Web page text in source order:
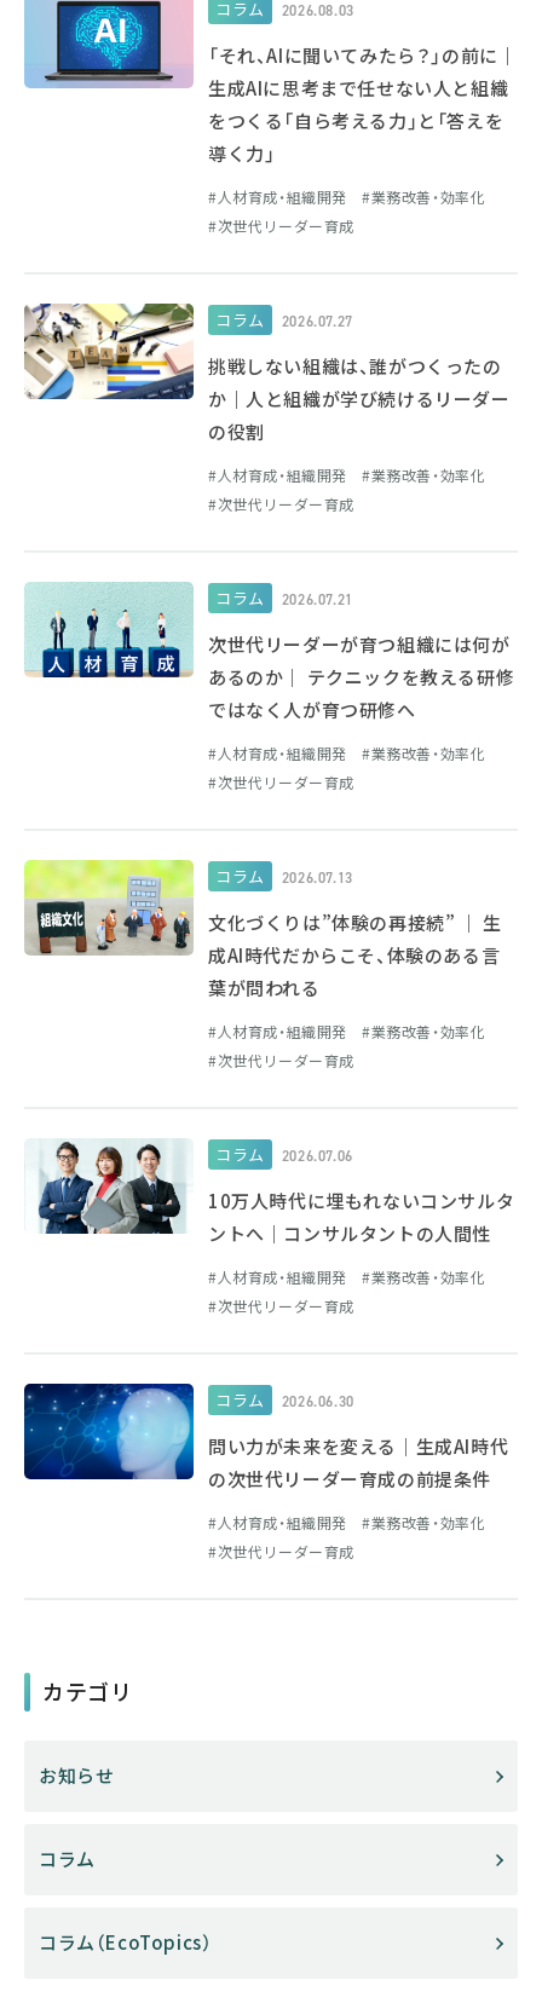
コラム 2026.08.03
「それ、AIに聞いてみたら？」の前に｜
生成AIに思考まで任せない人と組織
をつくる「自ら考える力」と「答えを
導く力」
人材育成・組織開発
業務改善・効率化
次世代リーダー育成
コラム 2026.07.27
挑戦しない組織は、誰がつくったの
か｜人と組織が学び続けるリーダー
の役割
人材育成・組織開発
業務改善・効率化
次世代リーダー育成
コラム 2026.07.21
次世代リーダーが育つ組織には何が
あるのか｜ テクニックを教える研修
ではなく人が育つ研修へ
人材育成・組織開発
業務改善・効率化
次世代リーダー育成
コラム 2026.07.13
文化づくりは”体験の再接続” ｜ 生
成AI時代だからこそ、体験のある言
葉が問われる
人材育成・組織開発
業務改善・効率化
次世代リーダー育成
コラム 2026.07.06
10万人時代に埋もれないコンサルタ
ントへ｜コンサルタントの人間性
人材育成・組織開発
業務改善・効率化
次世代リーダー育成
コラム 2026.06.30
問い力が未来を変える｜生成AI時代
の次世代リーダー育成の前提条件
人材育成・組織開発
業務改善・効率化
次世代リーダー育成
カテゴリ
お知らせ
コラム
コラム（EcoTopics）